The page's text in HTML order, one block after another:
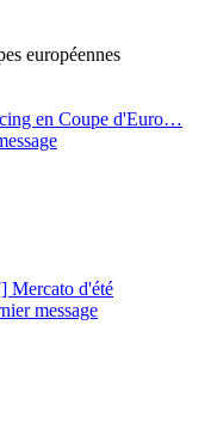
européennes
en Coupe d'Euro…
Mercato d'été
message